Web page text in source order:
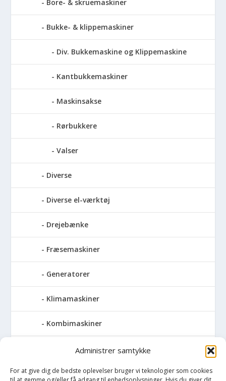
Administrer samtykke
For at give dig de bedste oplevelser bruger vi teknologier som cookies
Bore- & skruemaskiner
Bukke- & klippemaskiner
Div. Bukkemaskine og Klippemaskine
Kantbukkemaskiner
Maskinsakse
Rørbukkere
Valser
Diverse
Diverse el-værktøj
Drejebænke
Fræsemaskiner
Generatorer
Klimamaskiner
Kombimaskiner
Kompressor
Pressemaskiner